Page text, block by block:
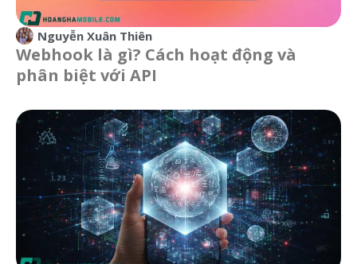
Nguyễn Xuân Thiên
Webhook là gì? Cách hoạt động và
phân biệt với API